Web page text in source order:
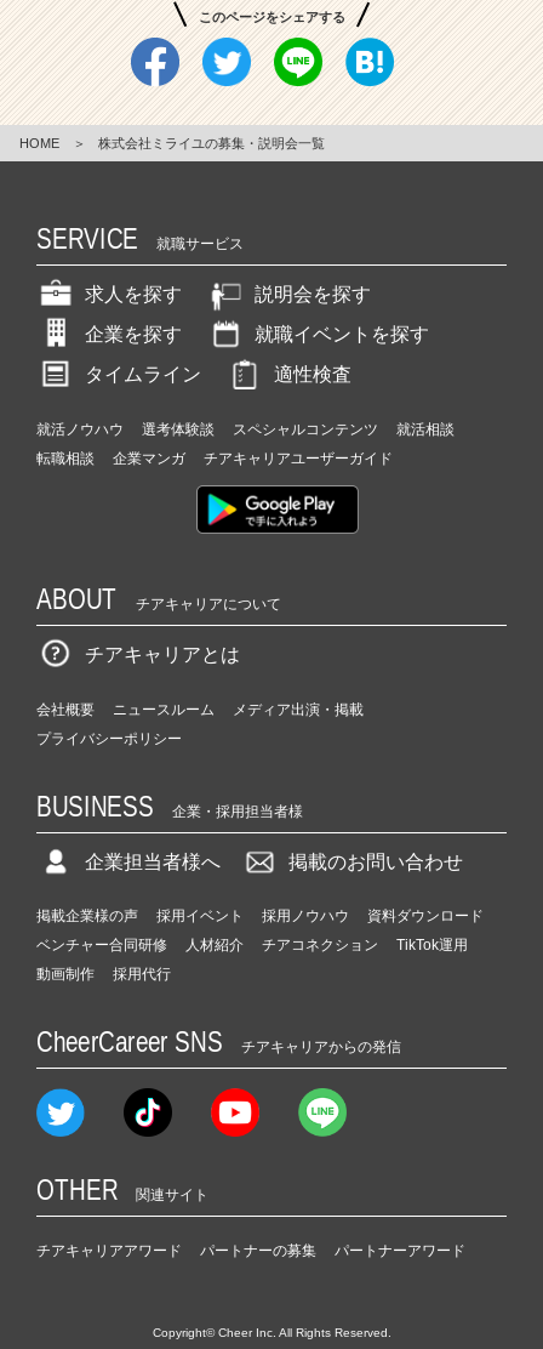
このページをシェアする
HOME ＞ 株式会社ミライユの募集・説明会一覧
SERVICE 就職サービス
求人を探す
説明会を探す
企業を探す
就職イベントを探す
タイムライン
適性検査
就活ノウハウ 選考体験談 スペシャルコンテンツ
就活相談
転職相談
企業マンガ チアキャリアユーザーガイド
ABOUT チアキャリアについて
チアキャリアとは
会社概要 ニュースルーム
メディア出演・掲載
プライバシーポリシー
BUSINESS 企業・採用担当者様
企業担当者様へ 掲載のお問い合わせ
掲載企業様の声 採用イベント 採用ノウハウ
資料ダウンロード
ベンチャー合同研修
人材紹介 チアコネクション
TikTok運用
動画制作
採用代行
CheerCareer SNS チアキャリアからの発信
OTHER 関連サイト
チアキャリアアワード パートナーの募集 パートナーアワード
Copyright© Cheer Inc. All Rights Reserved.